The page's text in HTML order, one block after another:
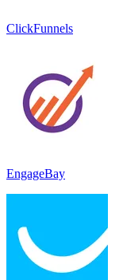
ClickFunnels
EngageBay